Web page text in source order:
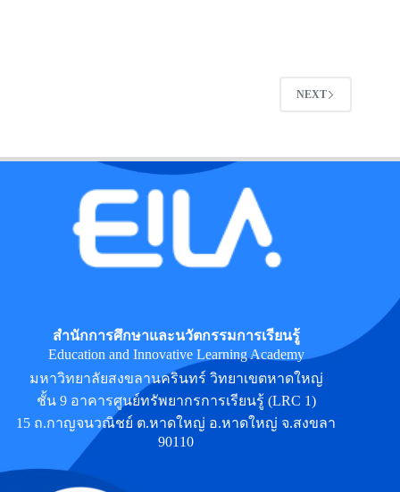
NEXT
สำนักการศึกษาและนวัตกรรมการเรียนรู้
Education and Innovative Learning Academy
มหาวิทยาลัยสงขลานครินทร์ วิทยาเขตหาดใหญ่
ชั้น 9 อาคารศูนย์ทรัพยากรการเรียนรู้ (LRC 1)
15 ถ.กาญจนวณิชย์ ต.หาดใหญ่ อ.หาดใหญ่ จ.สงขลา
90110